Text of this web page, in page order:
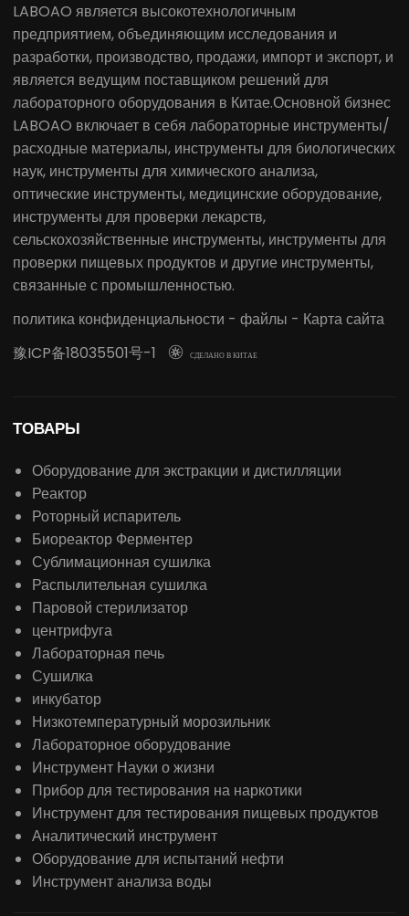
LABOAO является высокотехнологичным
предприятием, объединяющим исследования и
разработки, производство, продажи, импорт и экспорт, и
является ведущим поставщиком решений для
лабораторного оборудования в Китае.Основной бизнес
LABOAO включает в себя лабораторные инструменты/
расходные материалы, инструменты для биологических
наук, инструменты для химического анализа,
оптические инструменты, медицинские оборудование,
инструменты для проверки лекарств,
сельскохозяйственные инструменты, инструменты для
проверки пищевых продуктов и другие инструменты,
связанные с промышленностью.
политика конфиденциальности - файлы - Карта сайта
豫ICP备18035501号-1
 СДЕЛАНО В КИТАЕ
ТОВАРЫ
Оборудование для экстракции и дистилляции
Реактор
Роторный испаритель
Биореактор Ферментер
Сублимационная сушилка
Распылительная сушилка
Паровой стерилизатор
центрифуга
Лабораторная печь
Сушилка
инкубатор
Низкотемпературный морозильник
Лабораторное оборудование
Инструмент Науки о жизни
Прибор для тестирования на наркотики
Инструмент для тестирования пищевых продуктов
Аналитический инструмент
Оборудование для испытаний нефти
Инструмент анализа воды